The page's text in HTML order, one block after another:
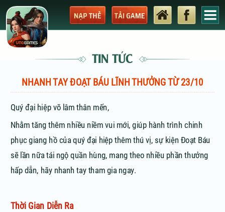
TIN TỨC
NHANH TAY ĐOẠT BÁU LĨNH THƯỞNG TỪ 23/10
Quý đại hiệp võ lâm thân mến,
Nhằm tăng thêm nhiều niềm vui mới, giúp hành trình chinh
phục giang hồ của quý đại hiệp thêm thú vị, sự kiện Đoạt Báu
sẽ lần nữa tái ngộ quần hùng, mang theo nhiều phần thưởng
hấp dẫn, hãy nhanh tay tham gia ngay.
Thời Gian Diễn Ra